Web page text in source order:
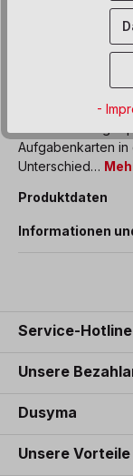
Zum
Aufgabenkarten in
Unterschied…
Produktdaten
Informationen
Service-Hotline
Unsere
Dusyma
Unsere Vorteile
-